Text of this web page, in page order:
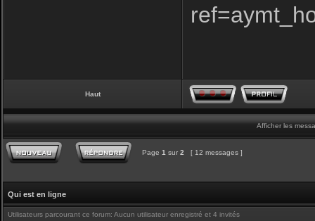
Haut
Afficher les
Page 1 sur 2 [ 12 messages ]
Qui est en ligne
Utilisateurs parcourant ce forum: Aucun utilisateur enregistré et 4 invités